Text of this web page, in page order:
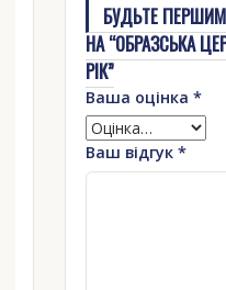
БУДЬТЕ
НА “ОБРАЗСЬКА
РІК”
Ваша оцінка *
Ваш відгук *